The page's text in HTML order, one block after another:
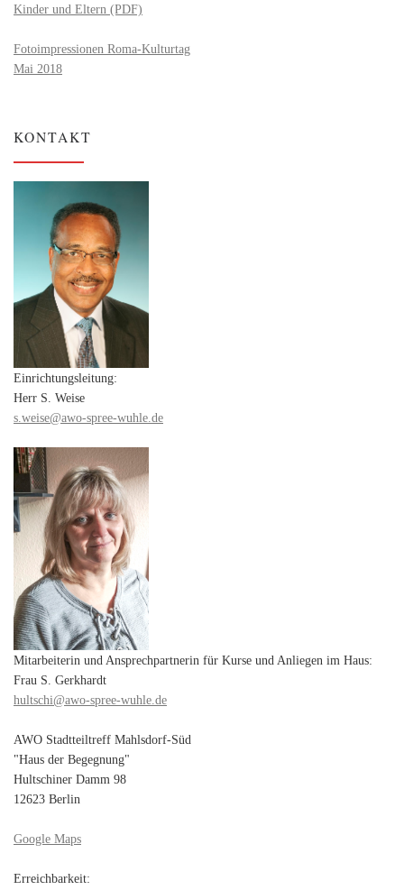
Kinder und Eltern (PDF)
Fotoimpressionen Roma-Kulturtag
Mai 2018
KONTAKT
Einrichtungsleitung:
Herr S. Weise
s.weise@awo-spree-wuhle.de
Mitarbeiterin und Ansprechpartnerin für Kurse und Anliegen im Haus:
Frau S. Gerkhardt
hultschi@awo-spree-wuhle.de
AWO Stadtteiltreff Mahlsdorf-Süd
"Haus der Begegnung"
Hultschiner Damm 98
12623 Berlin
Google Maps
Erreichbarkeit: